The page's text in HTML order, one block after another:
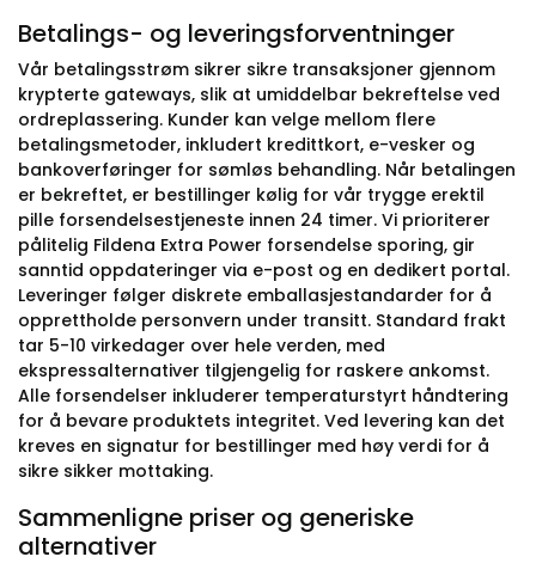
Betalings- og leveringsforventninger
Vår betalingsstrøm sikrer sikre transaksjoner gjennom
krypterte gateways, slik at umiddelbar bekreftelse ved
ordreplassering. Kunder kan velge mellom flere
betalingsmetoder, inkludert kredittkort, e-vesker og
bankoverføringer for sømløs behandling. Når betalingen
er bekreftet, er bestillinger kølig for vår trygge erektil
pille forsendelsestjeneste innen 24 timer. Vi prioriterer
pålitelig Fildena Extra Power forsendelse sporing, gir
sanntid oppdateringer via e-post og en dedikert portal.
Leveringer følger diskrete emballasjestandarder for å
opprettholde personvern under transitt. Standard frakt
tar 5-10 virkedager over hele verden, med
ekspressalternativer tilgjengelig for raskere ankomst.
Alle forsendelser inkluderer temperaturstyrt håndtering
for å bevare produktets integritet. Ved levering kan det
kreves en signatur for bestillinger med høy verdi for å
sikre sikker mottaking.
Sammenligne priser og generiske
alternativer